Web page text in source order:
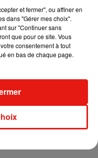
et fermer", ou affiner en
dans "Gérer mes choix".
sur "Continuer sans
que pour ce site. Vous
consentement à tout
en bas de chaque page.